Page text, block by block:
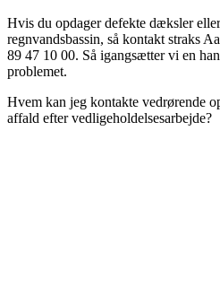
Hvis du opdager defekte dæksler
regnvandsbassin, så kontakt straks
89 47 10 00. Så igangsætter vi en
problemet.
Hvem kan jeg kontakte vedrørende
affald efter vedligeholdelsesarbejde?